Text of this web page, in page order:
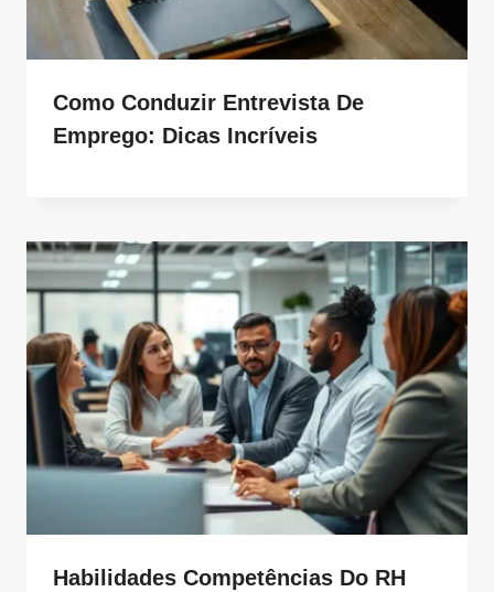
Como Conduzir Entrevista De
Emprego: Dicas Incríveis
Habilidades Competências Do RH